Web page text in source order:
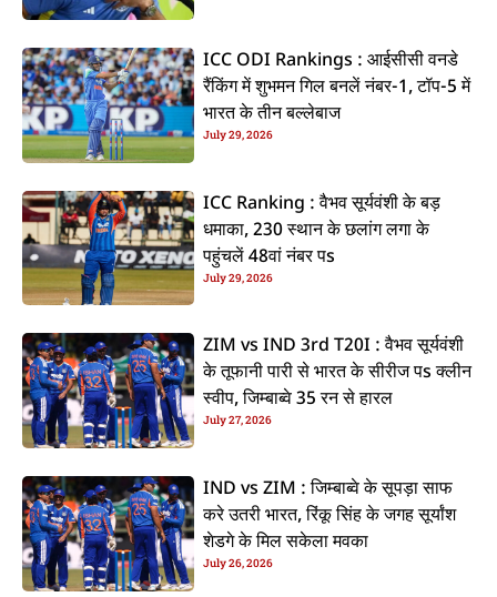
ICC ODI Rankings : आईसीसी वनडे
रैंकिंग में शुभमन गिल बनलें नंबर-1, टॉप-5 में
भारत के तीन बल्लेबाज
July 29, 2026
ICC Ranking : वैभव सूर्यवंशी के बड़
धमाका, 230 स्थान के छलांग लगा के
पहुंचलें 48वां नंबर पs
July 29, 2026
ZIM vs IND 3rd T20I : वैभव सूर्यवंशी
के तूफानी पारी से भारत के सीरीज पs क्लीन
स्वीप, जिम्बाब्वे 35 रन से हारल
July 27, 2026
IND vs ZIM : जिम्बाब्वे के सूपड़ा साफ
करे उतरी भारत, रिंकू सिंह के जगह सूर्यांश
शेडगे के मिल सकेला मवका
July 26, 2026